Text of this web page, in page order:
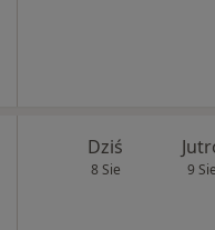
Dziś
8 Sie 9 Sie